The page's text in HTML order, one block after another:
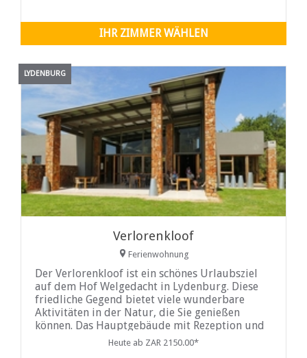
Wohnen wider. Entfliehen Sie dem
IHR ZIMMER WÄHLEN
LYDENBURG
Verlorenkloof
Ferienwohnung
Der Verlorenkloof ist ein schönes Urlaubsziel
auf dem Hof ​​Welgedacht in Lydenburg. Diese
friedliche Gegend bietet viele wunderbare
Aktivitäten in der Natur, die Sie genießen
können. Das Hauptgebäude mit Rezeption und
Café ist täglich vonHeute ab ZAR 2150.00*